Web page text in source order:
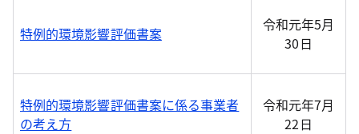
特例的環境影響評価書案
令和元年5月
30日
特例的環境影響評価書案に係る事業者
の考え方
令和元年7月
22日